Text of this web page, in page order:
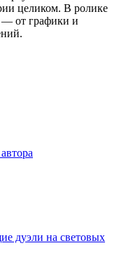
целиком. В ролике
— от графики и
дуэли на световых